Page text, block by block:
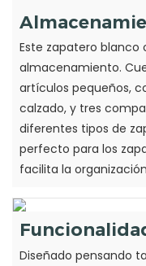
Este zapatero
almacenamiento.
artículos pequeños,
calzado, y tres
diferentes tipos de
perfecto para los
facilita la
Diseñado pensando